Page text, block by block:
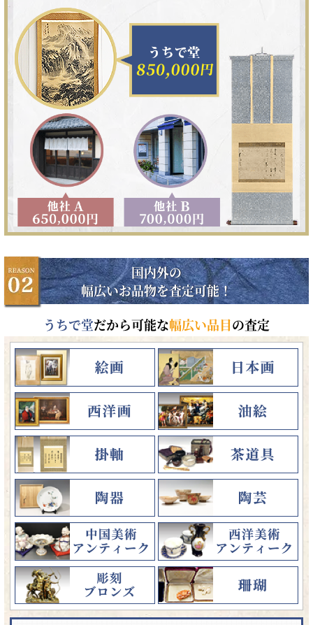
国内外の
幅広いお品物を査定可能！
うちで堂だから可能な幅広い品目の査定